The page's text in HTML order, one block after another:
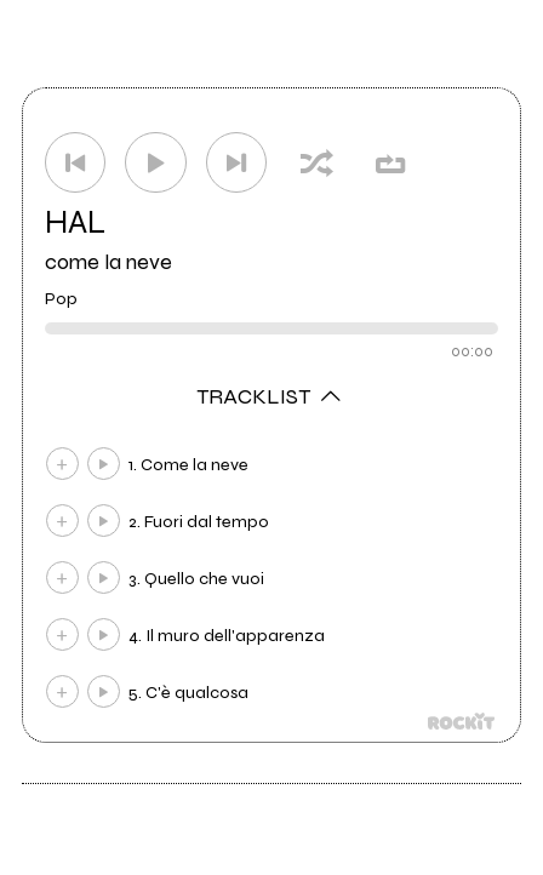
HAL
come la neve
Pop
00:00
TRACKLIST
1. Come la neve
2. Fuori dal tempo
3. Quello che vuoi
4. Il muro dell'apparenza
5. C'è qualcosa